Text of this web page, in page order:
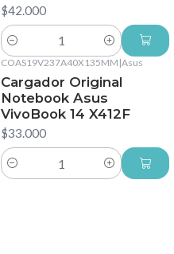
$42.000
Cantidad
COAS19V237A40X135MM |Asus
Cargador Original
Notebook Asus
VivoBook 14 X412F
$33.000
Cantidad